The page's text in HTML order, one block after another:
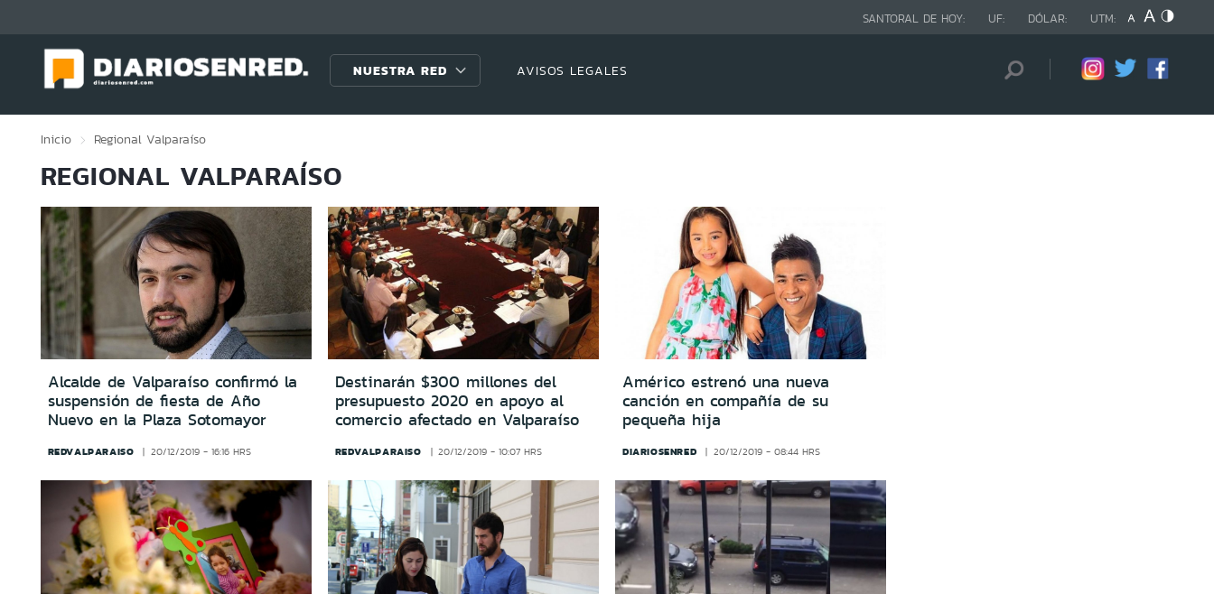
SANTORAL DE HOY: UF: DÓLAR: UTM:
NUESTRA RED AVISOS LEGALES
Inicio Regional Valparaíso
REGIONAL VALPARAÍSO
Alcalde de Valparaíso confirmó la
suspensión de fiesta de Año
Nuevo en la Plaza Sotomayor
REDVALPARAISO 20/12/2019 - 16:16 HRS
Destinarán $300 millones del
presupuesto 2020 en apoyo al
comercio afectado en Valparaíso
REDVALPARAISO 20/12/2019 - 10:07 HRS
Américo estrenó una nueva
canción en compañía de su
pequeña hija
DIARIOSENRED 20/12/2019 - 08:44 HRS